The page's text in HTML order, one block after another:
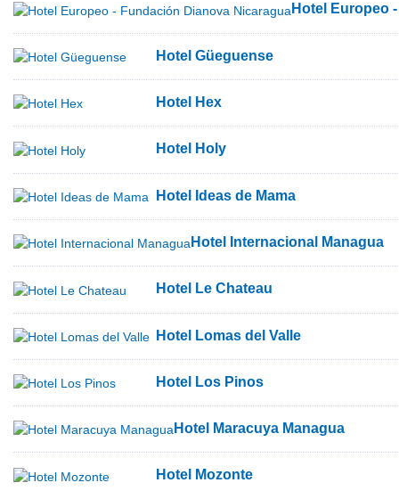
Hotel Europeo
Hotel Güeguense
Hotel Hex
Hotel Holy
Hotel Ideas de Mama
Hotel Internacional Managua
Hotel Le Chateau
Hotel Lomas del Valle
Hotel Los Pinos
Hotel Maracuya Managua
Hotel Mozonte